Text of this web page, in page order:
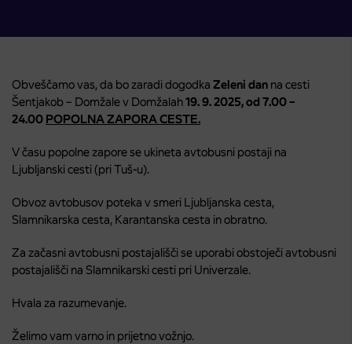
Obveščamo vas, da bo zaradi dogodka Zeleni dan na cesti
Šentjakob – Domžale v Domžalah19.9. 2025, od 7.00 –
24.00 POPOLNA ZAPORA CESTE.
V času popolne zapore se ukineta avtobusni postaji na
Ljubljanski cesti (pri Tuš-u).
Obvoz avtobusov poteka v smeri Ljubljanska cesta,
Slamnikarska cesta, Karantanska cesta in obratno.
Za začasni avtobusni postajališči se uporabi obstoječi avtobusni
postajališči na Slamnikarski cesti pri Univerzale.
Hvala za razumevanje.
Želimo vam varno in prijetno vožnjo.